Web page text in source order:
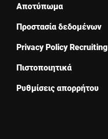
Αποτύπωμα
Προστασία δεδομένων
Privacy Policy Recruiting
Πιστοποιητικά
Ρυθμίσεις απορρήτου